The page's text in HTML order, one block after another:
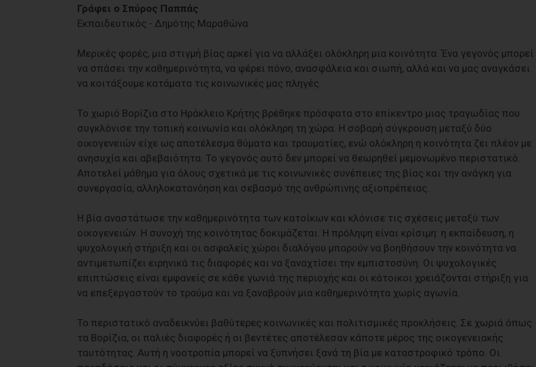
Γράφει ο Σπύρος Παππάς
Εκπαιδευτικός - Δημότης Μαραθώνα
Μερικές φορές, μια στιγμή βίας αρκεί για να αλλάξει ολόκληρη μια κοινότητα. Ένα γεγονός μπορεί
να σπάσει την καθημερινότητα, να φέρει πόνο, ανασφάλεια και σιωπή, αλλά και να μας αναγκάσει
να κοιτάξουμε κατάματα τις κοινωνικές μας πληγές.
Το χωριό Βορίζια στο Ηράκλειο Κρήτης βρέθηκε πρόσφατα στο επίκεντρο μιας τραγωδίας που
συγκλόνισε την τοπική κοινωνία και ολόκληρη τη χώρα. Η σοβαρή σύγκρουση μεταξύ δύο
οικογενειών είχε ως αποτέλεσμα θύματα και τραυματίες, ενώ ολόκληρη η κοινότητα ζει πλέον με
ανησυχία και αβεβαιότητα. Το γεγονός αυτό δεν μπορεί να θεωρηθεί μεμονωμένο περιστατικό.
Αποτελεί μάθημα για όλους σχετικά με τις κοινωνικές συνέπειες της βίας και την ανάγκη για
συνεργασία, αλληλοκατανόηση και σεβασμό της ανθρώπινης αξιοπρέπειας.
Η βία αναστάτωσε την καθημερινότητα των κατοίκων και κλόνισε τις σχέσεις μεταξύ των
οικογενειών. Η συνοχή της κοινότητας δοκιμάζεται. Η πρόληψη είναι κρίσιμη: η εκπαίδευση, η
ψυχολογική στήριξη και οι ασφαλείς χώροι διαλόγου μπορούν να βοηθήσουν την κοινότητα να
αντιμετωπίζει ειρηνικά τις διαφορές και να ξαναχτίσει την εμπιστοσύνη. Οι ψυχολογικές
επιπτώσεις είναι εμφανείς σε κάθε γωνιά της περιοχής και οι κάτοικοι χρειάζονται στήριξη για
να επεξεργαστούν το τραύμα και να ξαναβρούν μια καθημερινότητα χωρίς αγωνία.
Το περιστατικό αναδεικνύει βαθύτερες κοινωνικές και πολιτισμικές προκλήσεις. Σε χωριά όπως
τα Βορίζια, οι παλιές διαφορές ή οι βεντέτες αποτέλεσαν κάποτε μέρος της οικογενειακής
ταυτότητας. Αυτή η νοοτροπία μπορεί να ξυπνήσει ξανά τη βία με καταστροφικό τρόπο. Οι